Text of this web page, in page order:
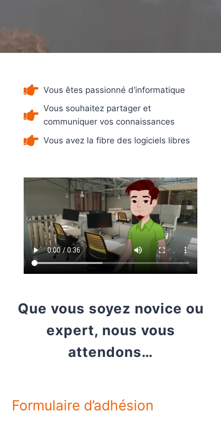
Vous êtes passionné d’informatique
Vous souhaitez partager et
communiquer vos connaissances
Vous avez la fibre des logiciels libres
Que vous soyez novice ou
expert, nous vous
attendons…
Formulaire d’adhésion